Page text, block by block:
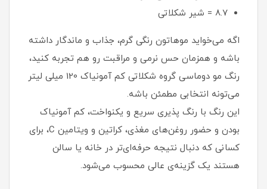
8.7 = شیر شکلاتی
اگه می‌خواید موهاتون رنگی گرم، جذاب و ماندگار داشته
باشه و همزمان حس نرمی و مراقبت رو هم تجربه کنید،
رنگ مو دوماسی گروه شکلاتی کم‌ آمونیاک 120 میلی‌ لیتر
می‌تونه انتخابی مطمئن باشه.
این رنگ با رنگ‌ پذیری سریع و یکنواخت، کم‌ آمونیاک
بودن و حضور روغن‌های مغذی، کراتین و ویتامین C، برای
کسانی که دنبال نتیجه حرفه‌ای‌تر در خانه یا سالن
هستند یک گزینه‌ی عالی محسوب می‌شود.